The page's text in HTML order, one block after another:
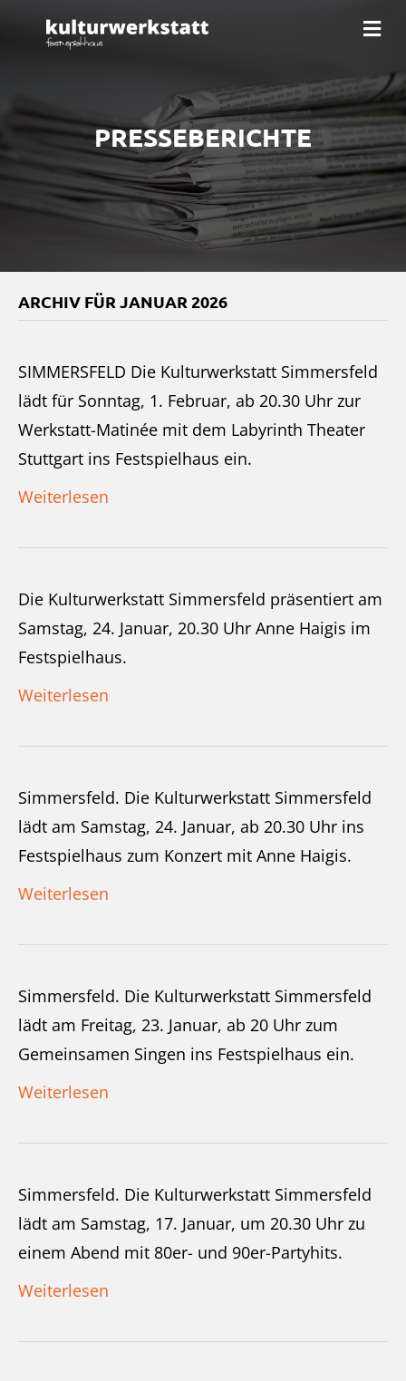
PRESSEBERICHTE
ARCHIV FÜR JANUAR 2026
SIMMERSFELD Die Kulturwerkstatt Simmersfeld
lädt für Sonntag, 1. Februar, ab 20.30 Uhr zur
Werkstatt-Matinée mit dem Labyrinth Theater
Stuttgart ins Festspielhaus ein.
Weiterlesen
Die Kulturwerkstatt Simmersfeld präsentiert am
Samstag, 24. Januar, 20.30 Uhr Anne Haigis im
Festspielhaus.
Weiterlesen
Simmersfeld. Die Kulturwerkstatt Simmersfeld
lädt am Samstag, 24. Januar, ab 20.30 Uhr ins
Festspielhaus zum Konzert mit Anne Haigis.
Weiterlesen
Simmersfeld. Die Kulturwerkstatt Simmersfeld
lädt am Freitag, 23. Januar, ab 20 Uhr zum
Gemeinsamen Singen ins Festspielhaus ein.
Weiterlesen
Simmersfeld. Die Kulturwerkstatt Simmersfeld
lädt am Samstag, 17. Januar, um 20.30 Uhr zu
einem Abend mit 80er- und 90er-Partyhits.
Weiterlesen